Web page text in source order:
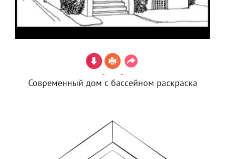
Современный дом с бассейном раскраска